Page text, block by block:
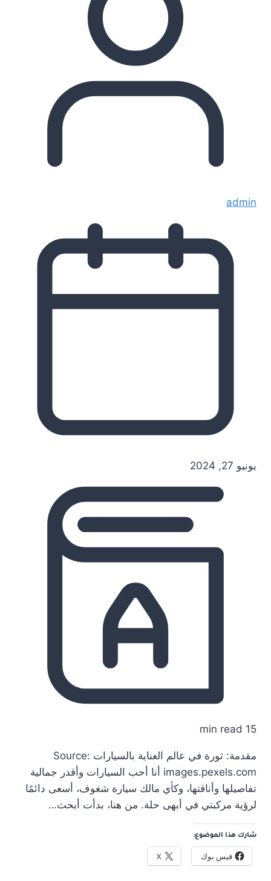
admin
يونيو 27, 2024
15 min read
مقدمة: ثورة في عالم العناية بالسيارات Source:
images.pexels.com أنا أحب السيارات وأقدر جمالية
تفاصيلها وأناقتها، وكأي مالك سيارة شغوف، أسعى دائمًا
لرؤية مركبتي في أبهى حلة. من هنا، بدأت أبحث…
شارك هذا الموضوع:
فيس بوك X